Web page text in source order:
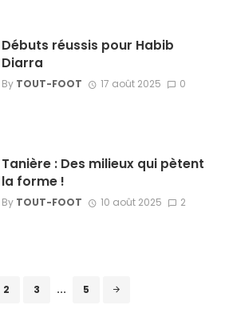
Débuts réussis pour Habib
Diarra
By TOUT-FOOT 17 août 2025 0
Tanière : Des milieux qui pètent
la forme !
By TOUT-FOOT 10 août 2025 2
2 3 ... 5